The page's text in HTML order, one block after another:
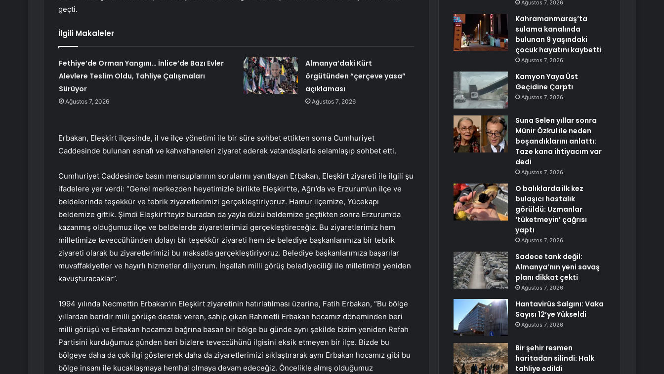
geçti.
İlgili Makaleler
Fethiye’de Orman Yangını… İnlice’de Bazı Evler
Alevlere Teslim Oldu, Tahliye Çalışmaları
Sürüyor
Ağustos 7, 2026
Almanya’daki Kürt
örgütünden “çerçeve yasa”
açıklaması
Ağustos 7, 2026
Erbakan, Eleşkirt ilçesinde, il ve ilçe yönetimi ile bir süre sohbet ettikten sonra Cumhuriyet
Caddesinde bulunan esnafı ve kahvehaneleri ziyaret ederek vatandaşlarla selamlaşıp sohbet etti.
Cumhuriyet Caddesinde basın mensuplarının sorularını yanıtlayan Erbakan, Eleşkirt ziyareti ile ilgili şu
ifadelere yer verdi: “Genel merkezden heyetimizle birlikte Eleşkirt’te, Ağrı’da ve Erzurum’un ilçe ve
beldelerinde teşekkür ve tebrik ziyaretlerimizi gerçekleştiriyoruz. Hamur ilçemize, Yücekapı
beldemize gittik. Şimdi Eleşkirt’teyiz buradan da yayla düzü beldemize geçtikten sonra Erzurum’da
kazanmış olduğumuz ilçe ve beldelerde ziyaretlerimizi gerçekleştireceğiz. Bu ziyaretlerimiz hem
milletimize teveccühünden dolayı bir teşekkür ziyareti hem de belediye başkanlarımıza bir tebrik
ziyareti olarak bu ziyaretlerimizi bu maksatla gerçekleştiriyoruz. Belediye başkanlarımıza başarılar
muvaffakiyetler ve hayırlı hizmetler diliyorum. İnşallah milli görüş belediyeciliği ile milletimizi yeniden
kavuşturacaklar”.
1994 yılında Necmettin Erbakan’ın Eleşkirt ziyaretinin hatırlatılması üzerine, Fatih Erbakan, “Bu bölge
yıllardan beridir milli görüşe destek veren, sahip çıkan Rahmetli Erbakan hocamız döneminden beri
milli görüşü ve Erbakan hocamızı bağrına basan bir bölge bu günde aynı şekilde bizim yeniden Refah
Partisini kurduğumuz günden beri bizlere teveccühünü ilgisini eksik etmeyen bir ilçe. Bizde bu
bölgeye daha da çok ilgi göstererek daha da ziyaretlerimizi sıklaştırarak aynı Erbakan hocamız gibi bu
bölge insanı ile kucaklaşmaya hemhal olmaya devam edeceğiz. Öncelikle almış olduğumuz
Ağustos 7, 2026
Kahramanmaraş’ta
sulama kanalında
bulunan 9 yaşındaki
çocuk hayatını kaybetti
Ağustos 7, 2026
Kamyon Yaya Üst
Geçidine Çarptı
Ağustos 7, 2026
Suna Selen yıllar sonra
Münir Özkul ile neden
boşandıklarını anlattı:
Taze kana ihtiyacım var
dedi
Ağustos 7, 2026
O balıklarda ilk kez
bulaşıcı hastalık
görüldü: Uzmanlar
‘tüketmeyin’ çağrısı
yaptı
Ağustos 7, 2026
Sadece tank değil:
Almanya’nın yeni savaş
planı dikkat çekti
Ağustos 7, 2026
Hantavirüs Salgını: Vaka
Sayısı 12’ye Yükseldi
Ağustos 7, 2026
Bir şehir resmen
haritadan silindi: Halk
tahliye edildi